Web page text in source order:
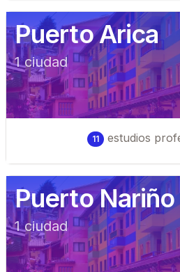
Puerto Arica
1ciudad
11 estudios
Puerto Nariño
1ciudad